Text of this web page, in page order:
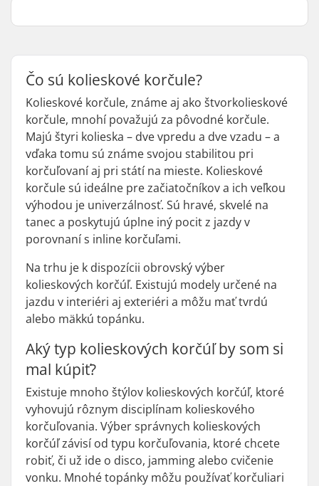
Čo sú kolieskové korčule?
Kolieskové korčule, známe aj ako štvorkolieskové
korčule, mnohí považujú za pôvodné korčule.
Majú štyri kolieska – dve vpredu a dve vzadu – a
vďaka tomu sú známe svojou stabilitou pri
korčuľovaní aj pri státí na mieste. Kolieskové
korčule sú ideálne pre začiatočníkov a ich veľkou
výhodou je univerzálnosť. Sú hravé, skvelé na
tanec a poskytujú úplne iný pocit z jazdy v
porovnaní s inline korčuľami.
Na trhu je k dispozícii obrovský výber
kolieskových korčúľ. Existujú modely určené na
jazdu v interiéri aj exteriéri a môžu mať tvrdú
alebo mäkkú topánku.
Aký typ kolieskových korčúľ by som si
mal kúpiť?
Existuje mnoho štýlov kolieskových korčúľ, ktoré
vyhovujú rôznym disciplínam kolieskového
korčuľovania. Výber správnych kolieskových
korčúľ závisí od typu korčuľovania, ktoré chcete
robiť, či už ide o disco, jamming alebo cvičenie
vonku. Mnohé topánky môžu používať korčuliari